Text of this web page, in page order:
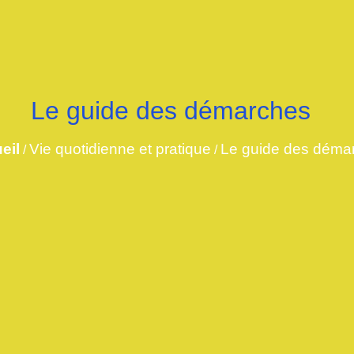
Le guide des démarches
/Vie quotidienne et pratique / Le guide des